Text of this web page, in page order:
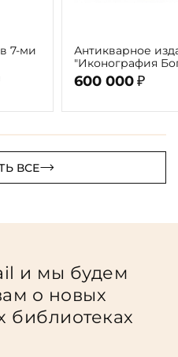
7-ми
Антикварное
"Иконография
г. (в 2-х томах с
автора)
600 000 ₽
ВСЕ
и мы будем
о новых
библиотеках